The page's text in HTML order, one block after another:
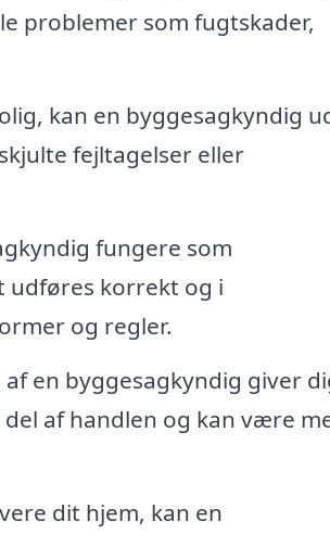
problemer som fugtskader,
kan en byggesagkyndig
fejltagelser eller
fungere som
udføres korrekt og i
og regler.
en byggesagkyndig giver
af handlen og kan være
dit hjem, kan en